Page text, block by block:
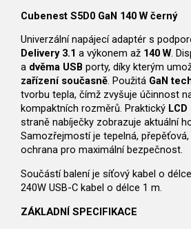
Cubenest S5D0 GaN 140 W černý
Univerzální napájecí adaptér s
Delivery 3.1 a výkonem až 140 W.
a dvěma USB porty, díky kterým
zařízení současně. Použitá GaN
tvorbu tepla, čímž zvyšuje účinnost
kompaktních rozměrů. Praktický
straně nabíječky zobrazuje aktuální
Samozřejmostí je tepelná,
ochrana pro maximální bezpečnost.
Součástí balení je síťový kabel o
240W USB-C kabel o délce 1 m.
ZÁKLADNÍ SPECIFIKACE